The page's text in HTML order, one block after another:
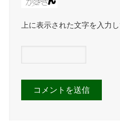
上に表示された文字を入力